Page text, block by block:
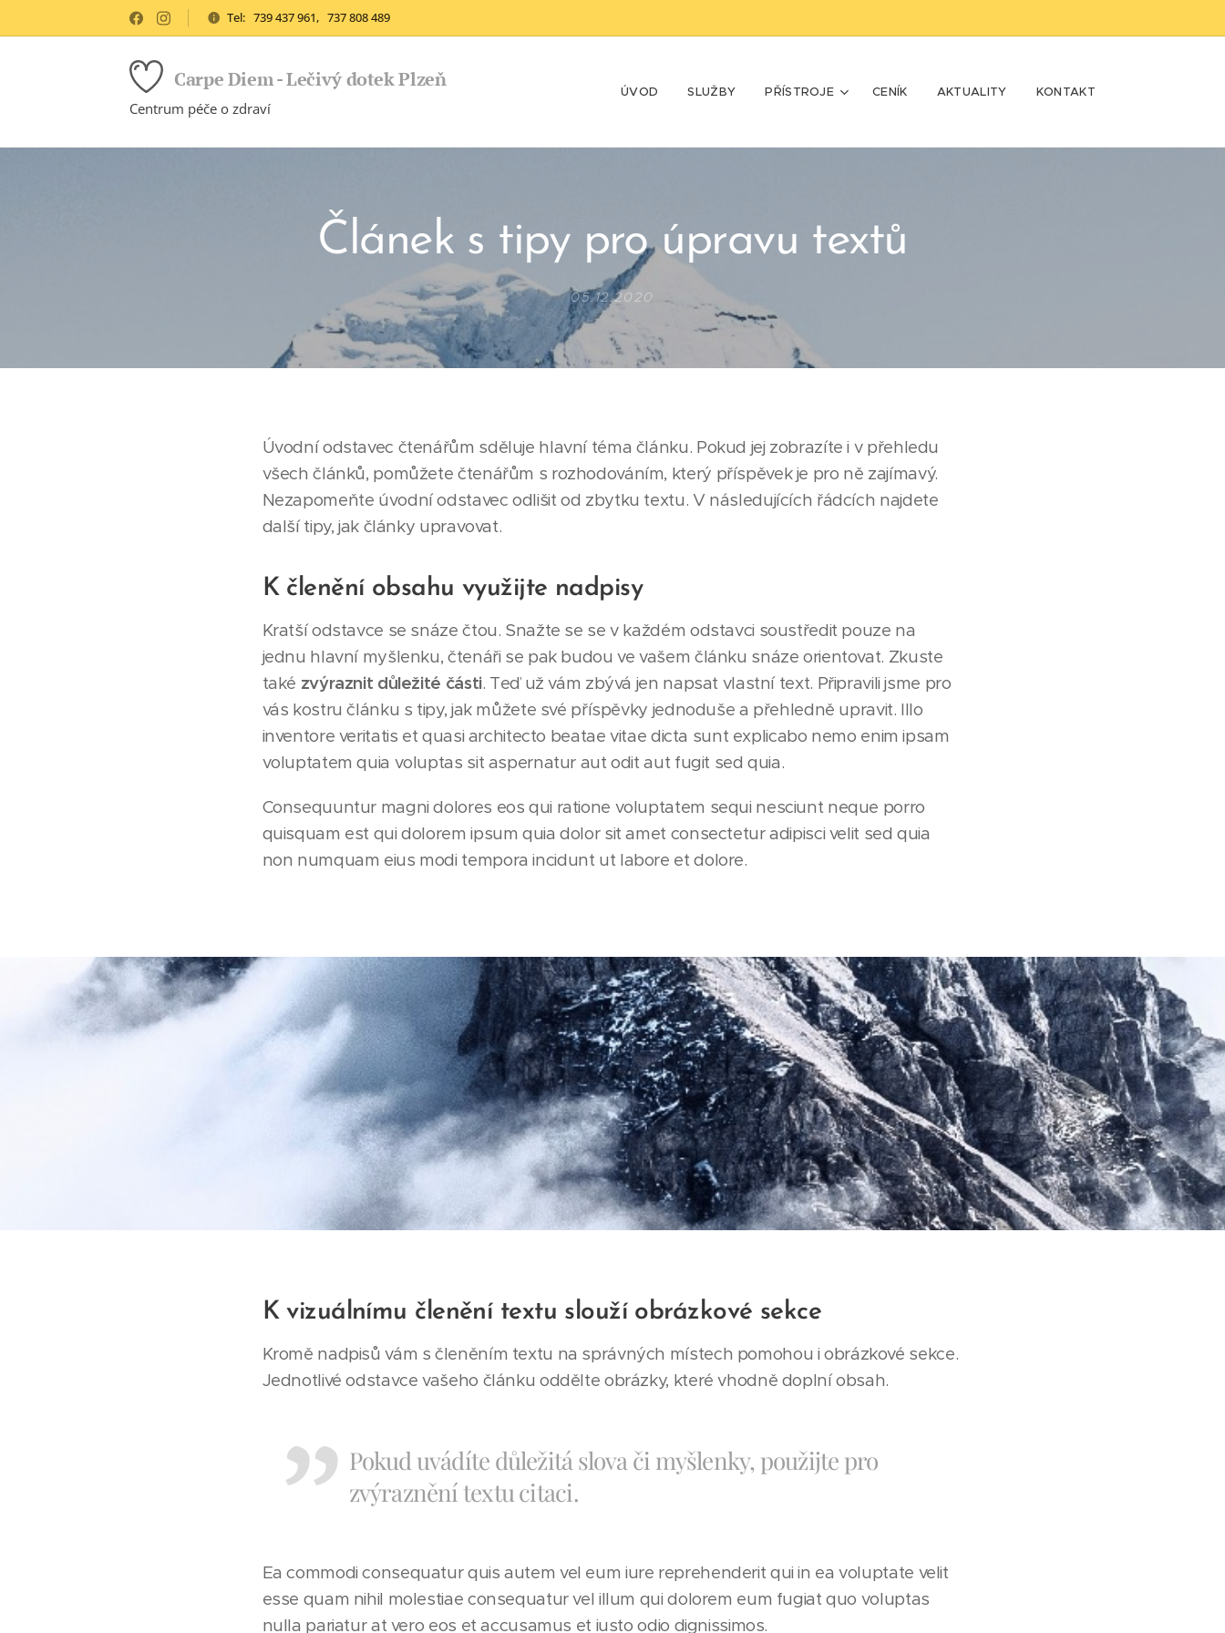
Tel: 739 437 961, 737 808 489
Carpe Diem - Lečivý dotek Plzeň
Centrum péče o zdraví
ÚVOD SLUŽBY PŘÍSTROJE CENÍK AKTUALITY KONTAKT
Článek s tipy pro úpravu textů
05.12.2020
Úvodní odstavec čtenářům sděluje hlavní téma článku. Pokud jej zobrazíte i v přehledu
všech článků, pomůžete čtenářům s rozhodováním, který příspěvek je pro ně zajímavý.
Nezapomeňte úvodní odstavec odlišit od zbytku textu. V následujících řádcích najdete
další tipy, jak články upravovat.
K členění obsahu využijte nadpisy
Kratší odstavce se snáze čtou. Snažte se se v každém odstavci soustředit pouze na
jednu hlavní myšlenku, čtenáři se pak budou ve vašem článku snáze orientovat. Zkuste
také zvýraznit důležité části. Teď už vám zbývá jen napsat vlastní text. Připravili jsme pro
vás kostru článku s tipy, jak můžete své příspěvky jednoduše a přehledně upravit. Illo
inventore veritatis et quasi architecto beatae vitae dicta sunt explicabo nemo enim ipsam
voluptatem quia voluptas sit aspernatur aut odit aut fugit sed quia.
Consequuntur magni dolores eos qui ratione voluptatem sequi nesciunt neque porro
quisquam est qui dolorem ipsum quia dolor sit amet consectetur adipisci velit sed quia
non numquam eius modi tempora incidunt ut labore et dolore.
K vizuálnímu členění textu slouží obrázkové sekce
Kromě nadpisů vám s členěním textu na správných místech pomohou i obrázkové sekce.
Jednotlivé odstavce vašeho článku oddělte obrázky, které vhodně doplní obsah.
Pokud uvádíte důležitá slova či myšlenky, použijte pro
zvýraznění textu citaci.
Ea commodi consequatur quis autem vel eum iure reprehenderit qui in ea voluptate velit
esse quam nihil molestiae consequatur vel illum qui dolorem eum fugiat quo voluptas
nulla pariatur at vero eos et accusamus et iusto odio dignissimos.